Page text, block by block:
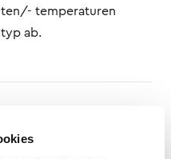
temperaturen
ab.